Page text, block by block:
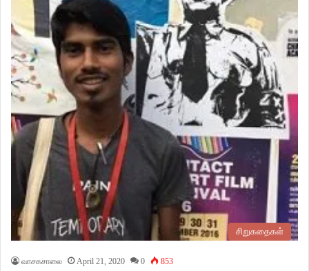
சிறுகதைகள்
வாசகசாலை April 21, 2020 0 853